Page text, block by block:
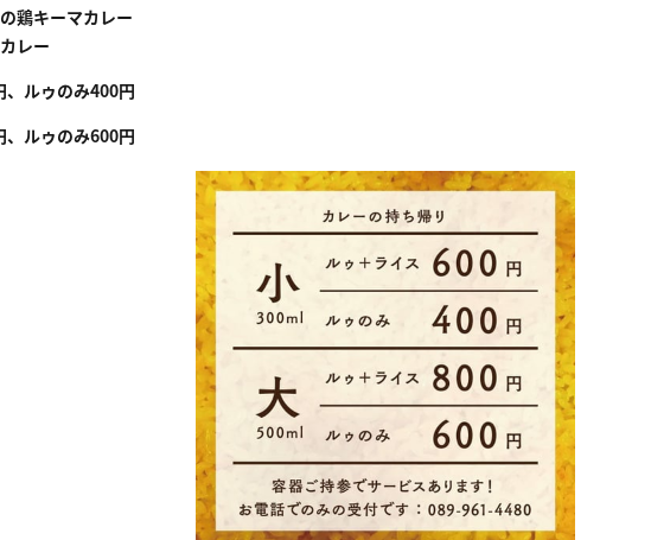
鶏キーマカレー
レー
ルゥのみ400円
ルゥのみ600円